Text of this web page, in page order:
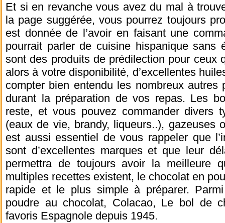
Et si en revanche vous avez du mal à
la page suggérée, vous pourrez toujours
est donnée de l’avoir en faisant une
pourrait parler de cuisine hispanique sans
sont des produits de prédilection pour ceux
alors à votre disponibilité, d’excellentes
compter bien entendu les nombreux
durant la préparation de vos repas. Les
reste, et vous pouvez commander divers
(eaux de vie, brandy, liqueurs..), gazeuses
est aussi essentiel de vous rappeler que
sont d’excellentes marques et que leur
permettra de toujours avoir la meilleure
multiples recettes existent, le chocolat en
rapide et le plus simple à préparer.
poudre au chocolat, Colacao, Le bol de
favoris Espagnole depuis 1945.